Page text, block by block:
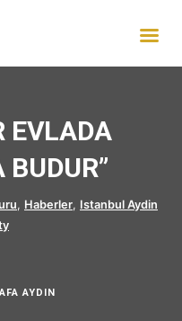
EVLADA
, Haberler, Istanbul Aydin
AYDIN